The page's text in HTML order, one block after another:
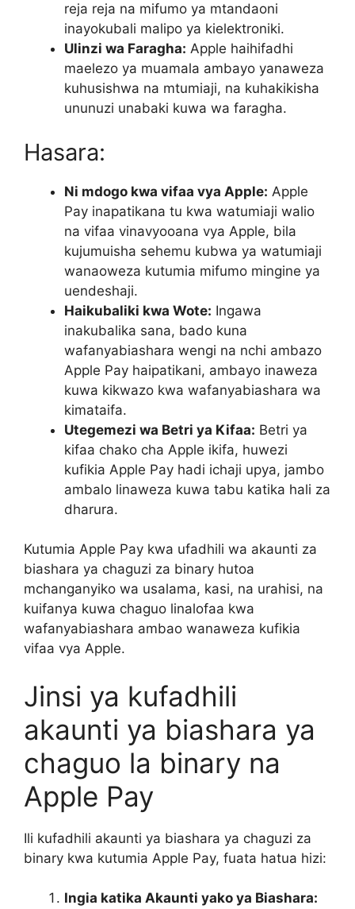
reja reja na mifumo ya mtandaoni
inayokubali malipo ya kielektroniki.
Ulinzi wa Faragha: Apple haihifadhi
maelezo ya muamala ambayo yanaweza
kuhusishwa na mtumiaji, na kuhakikisha
ununuzi unabaki kuwa wa faragha.
Hasara:
Ni mdogo kwa vifaa vya Apple: Apple
Pay inapatikana tu kwa watumiaji walio
na vifaa vinavyooana vya Apple, bila
kujumuisha sehemu kubwa ya watumiaji
wanaoweza kutumia mifumo mingine ya
uendeshaji.
Haikubaliki kwa Wote: Ingawa
inakubalika sana, bado kuna
wafanyabiashara wengi na nchi ambazo
Apple Pay haipatikani, ambayo inaweza
kuwa kikwazo kwa wafanyabiashara wa
kimataifa.
Utegemezi wa Betri ya Kifaa: Betri ya
kifaa chako cha Apple ikifa, huwezi
kufikia Apple Pay hadi ichaji upya, jambo
ambalo linaweza kuwa tabu katika hali za
dharura.
Kutumia Apple Pay kwa ufadhili wa akaunti za
biashara ya chaguzi za binary hutoa
mchanganyiko wa usalama, kasi, na urahisi, na
kuifanya kuwa chaguo linalofaa kwa
wafanyabiashara ambao wanaweza kufikia
vifaa vya Apple.
Jinsi ya kufadhili
akaunti ya biashara ya
chaguo la binary na
Apple Pay
Ili kufadhili akaunti ya biashara ya chaguzi za
binary kwa kutumia Apple Pay, fuata hatua hizi:
Ingia katika Akaunti yako ya Biashara: